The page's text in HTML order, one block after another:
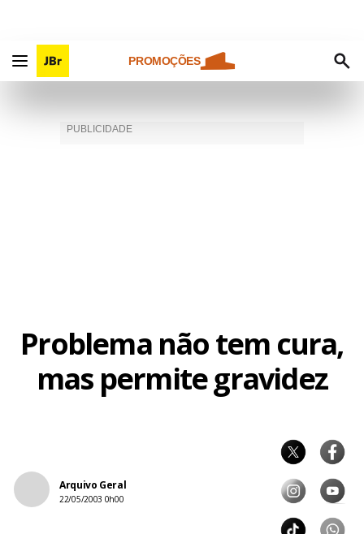
PROMOÇÕES
Problema não tem cura,
mas permite gravidez
Arquivo Geral
22/05/2003 0h00